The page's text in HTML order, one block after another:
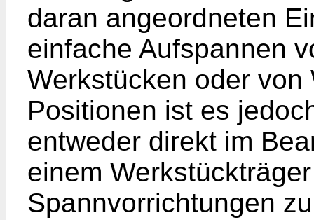
daran angeordneten
einfache Aufspannen
Werkstücken oder
Positionen ist es
entweder direkt im
einem
Spannvorrichtungen